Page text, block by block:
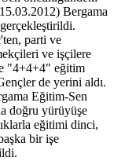
Bergama
parti ve
ve işçilere
"4+4+4" eğitim
de yerini aldı.
Eğitim-Sen
doğru yürüyüşe
eğitimi dinci,
bir işe